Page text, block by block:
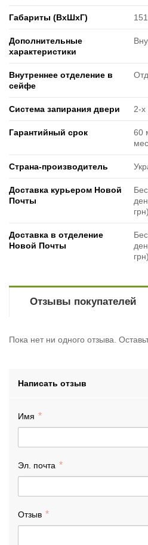
Габариты (ВxШxГ)
Дополнительные
характеристики
Внутреннее отделение в
сейфе
Система запирания двери 2-х
Гарантийный срок
60
Страна-производитель
Доставка курьером Новой
Почты
грн)
Доставка в отделение
Новой Почты
грн)
Отзывы покупателей
Пока нет ни одного отзыва.
Написать отзыв
Имя
Эл. почта
Отзыв